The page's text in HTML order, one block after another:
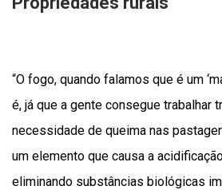
“O fogo, quando falamos que é um
é, já que a gente consegue trabalhar
necessidade de queima nas
um elemento que causa a
eliminando substâncias biológicas